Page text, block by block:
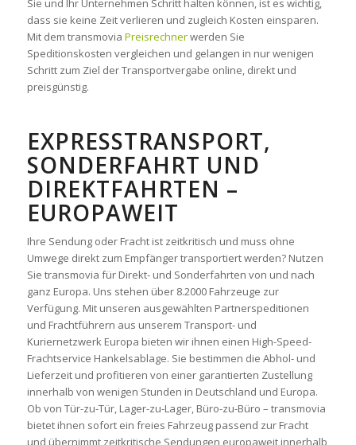
dass sie keine Zeit verlieren und zugleich Kosten einsparen.
Mit dem transmovia Preisrechnerwerden Sie
Speditionskosten vergleichen und gelangen in nur wenigen
Schritt zum Ziel der Transportvergabe online, direkt und
preisgünstig.
EXPRESSTRANSPORT,
SONDERFAHRT UND
DIREKTFAHRTEN –
EUROPAWEIT
Ihre Sendung oder Fracht ist zeitkritisch und muss ohne
Umwege direkt zum Empfänger transportiert werden? Nutzen
Sie transmovia für Direkt- und Sonderfahrten von und nach
ganz Europa. Uns stehen über 8.2000 Fahrzeuge zur
Verfügung. Mit unseren ausgewählten Partnerspeditionen
und Frachtführern aus unserem Transport- und
Kuriernetzwerk Europa bieten wir ihnen einen High-Speed-
Frachtservice Hankelsablage. Sie bestimmen die Abhol- und
Lieferzeit und profitieren von einer garantierten Zustellung
innerhalb von wenigen Stunden in Deutschland und Europa.
Ob von Tür-zu-Tür, Lager-zu-Lager, Büro-zu-Büro – transmovia
bietet ihnen sofort ein freies Fahrzeug passend zur Fracht
und übernimmt zeitkritische Sendungen europaweit innerhalb